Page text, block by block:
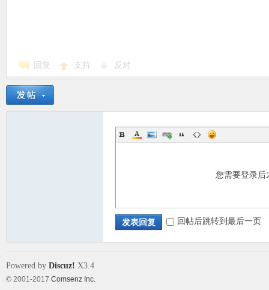
回复 支持 反对
您需要登录
发表回复 回帖后跳转到最后一页
Powered by Discuz! X3.4
© 2001-2017 Comsenz Inc.